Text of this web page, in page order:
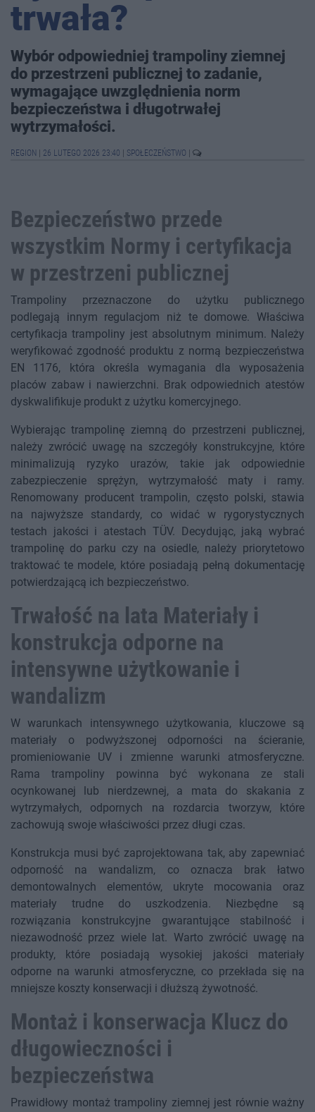
trwała?
Wybór odpowiedniej trampoliny ziemnej
do przestrzeni publicznej to zadanie,
wymagające uwzględnienia norm
bezpieczeństwa i długotrwałej
wytrzymałości.
REGION 26 LUTEGO 2026 23:40 SPOŁECZEŃSTWO
Bezpieczeństwo przede
wszystkim Normy i certyfikacja
w przestrzeni publicznej
Trampoliny przeznaczone do użytku publicznego
podlegają innym regulacjom niż te domowe. Właściwa
certyfikacja trampoliny jest absolutnym minimum. Należy
weryfikować zgodność produktu z normą bezpieczeństwa
EN 1176, która określa wymagania dla wyposażenia
placów zabaw i nawierzchni. Brak odpowiednich atestów
dyskwalifikuje produkt z użytku komercyjnego.
Wybierając trampolinę ziemną do przestrzeni publicznej,
należy zwrócić uwagę na szczegóły konstrukcyjne, które
minimalizują ryzyko urazów, takie jak odpowiednie
zabezpieczenie sprężyn, wytrzymałość maty i ramy.
Renomowany producent trampolin, często polski, stawia
na najwyższe standardy, co widać w rygorystycznych
testach jakości i atestach TÜV. Decydując, jaką wybrać
trampolinę do parku czy na osiedle, należy priorytetowo
traktować te modele, które posiadają pełną dokumentację
potwierdzającą ich bezpieczeństwo.
Trwałość na lata Materiały i
konstrukcja odporne na
intensywne użytkowanie i
wandalizm
W warunkach intensywnego użytkowania, kluczowe są
materiały o podwyższonej odporności na ścieranie,
promieniowanie UV i zmienne warunki atmosferyczne.
Rama trampoliny powinna być wykonana ze stali
ocynkowanej lub nierdzewnej, a mata do skakania z
wytrzymałych, odpornych na rozdarcia tworzyw, które
zachowują swoje właściwości przez długi czas.
Konstrukcja musi być zaprojektowana tak, aby zapewniać
odporność na wandalizm, co oznacza brak łatwo
demontowalnych elementów, ukryte mocowania oraz
materiały trudne do uszkodzenia. Niezbędne są
rozwiązania konstrukcyjne gwarantujące stabilność i
niezawodność przez wiele lat. Warto zwrócić uwagę na
produkty, które posiadają wysokiej jakości materiały
odporne na warunki atmosferyczne, co przekłada się na
mniejsze koszty konserwacji i dłuższą żywotność.
Montaż i konserwacja Klucz do
długowieczności i
bezpieczeństwa
Prawidłowy montaż trampoliny ziemnej jest równie ważny